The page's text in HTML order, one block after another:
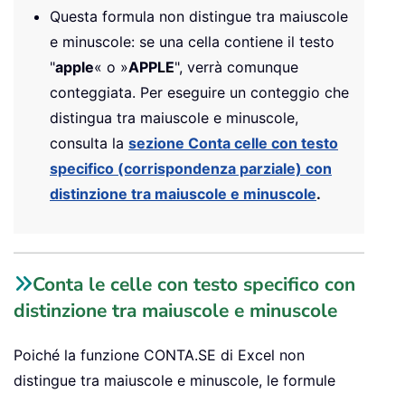
Questa formula non distingue tra maiuscole
e minuscole: se una cella contiene il testo
"apple« o »APPLE", verrà comunque
conteggiata. Per eseguire un conteggio che
distingua tra maiuscole e minuscole,
consulta la sezione Conta celle con testo
specifico (corrispondenza parziale) con
distinzione tra maiuscole e minuscole.
Conta le celle con testo specifico con
distinzione tra maiuscole e minuscole
Poiché la funzione CONTA.SE di Excel non
distingue tra maiuscole e minuscole, le formule